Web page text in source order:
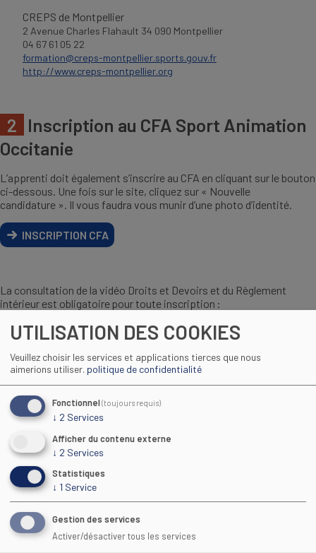
CREPS de Montpellier
2 Avenue Charles Flahault 34 090 Montpellier
04 67 61 05 22
formation@creps-montpellier.sports.gouv.fr
http://www.creps-montpellier.org
2 Inscription au CFA Sport Animation
Occitanie
L’apprenti doit également s’inscrire au CFA en cliquant sur le bouton
ci-dessous. Une fois sur le site, cliquez sur « Nouvelle
candidature ». Il vous faudra vous munir d’une photo d’identité.
INSCRIPTION CFA
La consultation de la vidéo Droits et Devoirs et du Règlement
intérieur est obligatoire pour toute inscription :
Regarder la vidéo
UTILISATION DES COOKIES
Veuillez choisir les services et applications tierces que nous
aimerions utiliser. politique de confidentialité
Fonctionnel(toujours requis)
↓ 2 Services
Afficher du contenu externe
↓ 2 Services
Statistiques
↓ 1 Service
Gestion des services
Activer/désactiver tous les services